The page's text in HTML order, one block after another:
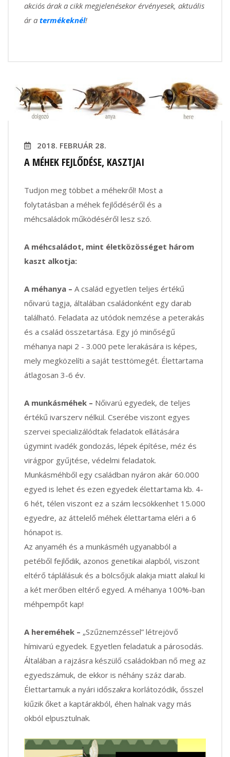
akciós árak a cikk megjelenésekor érvényesek, aktuális
ár a termékeknél!
2018. FEBRUÁR 28.
A MÉHEK FEJLŐDÉSE, KASZTJAI
Tudjon meg többet a méhekről! Most a
folytatásban a méhek fejlődéséről és a
méhcsaládok működéséről lesz szó.
A méhcsaládot, mint életközösséget három
kaszt alkotja:
A méhanya – A család egyetlen teljes értékű
nőivarú tagja, általában családonként egy darab
található. Feladata az utódok nemzése a peterakás
és a család összetartása. Egy jó minőségű
méhanya napi 2 - 3.000 pete lerakására is képes,
mely megközelíti a saját testtömegét. Élettartama
átlagosan 3-6 év.
A munkásméhek – Nőivarú egyedek, de teljes
értékű ivarszerv nélkül. Cserébe viszont egyes
szervei specializálódtak feladatok ellátására
úgymint ivadék gondozás, lépek építése, méz és
virágpor gyűjtése, védelmi feladatok.
Munkásméhből egy családban nyáron akár 60.000
egyed is lehet és ezen egyedek élettartama kb. 4-
6 hét, télen viszont ez a szám lecsökkenhet 15.000
egyedre, az áttelelő méhek élettartama eléri a 6
hónapot is.
Az anyaméh és a munkásméh ugyanabból a
petéből fejlődik, azonos genetikai alapból, viszont
eltérő táplálásuk és a bölcsőjük alakja miatt alakul ki
a két merőben eltérő egyed. A méhanya 100%-ban
méhpempőt kap!
A hereméhek – „Szűznemzéssel” létrejövő
hímivarú egyedek. Egyetlen feladatuk a párosodás.
Általában a rajzásra készülő családokban nő meg az
egyedszámuk, de ekkor is néhány száz darab.
Élettartamuk a nyári időszakra korlátozódik, ősszel
kiűzik őket a kaptárakból, éhen halnak vagy más
okból elpusztulnak.